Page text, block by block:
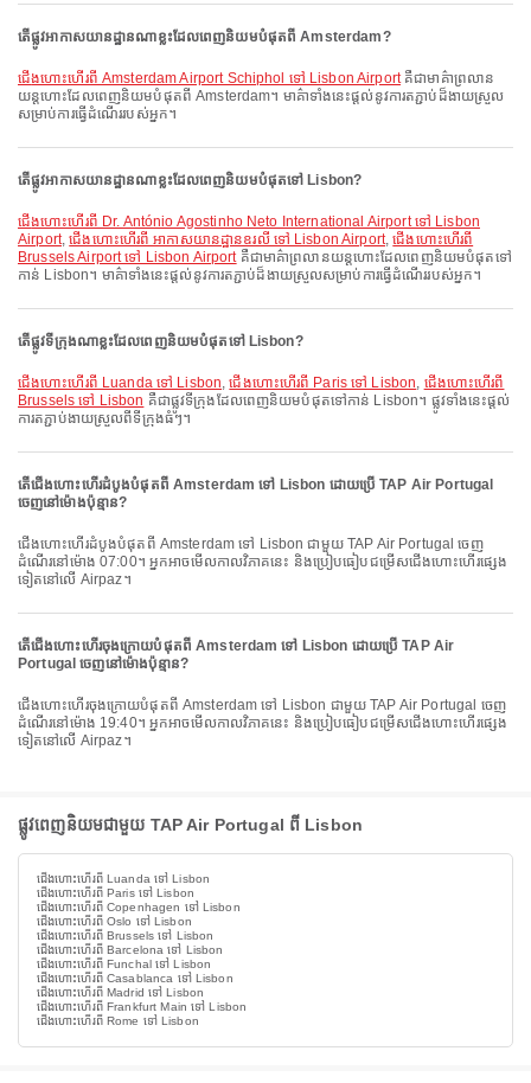
តើផ្លូវអាកាសយានដ្ឋានណាខ្លះដែលពេញនិយមបំផុតពី Amsterdam?
ជើងហោះហើរពី Amsterdam Airport Schiphol ទៅ Lisbon Airportគឺជាមាគ៌ាព្រលាន
យន្តហោះដែលពេញនិយមបំផុតពី Amsterdam។ មាគ៌ាទាំងនេះផ្តល់នូវការតភ្ជាប់ដ៏ងាយស្រួល
សម្រាប់ការធ្វើដំណើររបស់អ្នក។
តើផ្លូវអាកាសយានដ្ឋានណាខ្លះដែលពេញនិយមបំផុតទៅ Lisbon?
ជើងហោះហើរពី Dr. António Agostinho Neto International Airport ទៅ Lisbon
Airport,ជើងហោះហើរពី អាកាសយានដ្ឋានឧរលី ទៅ Lisbon Airport,ជើងហោះហើរពី
Brussels Airport ទៅ Lisbon Airportគឺជាមាគ៌ាព្រលានយន្តហោះដែលពេញនិយមបំផុតទៅ
កាន់ Lisbon។ មាគ៌ាទាំងនេះផ្តល់នូវការតភ្ជាប់ដ៏ងាយស្រួលសម្រាប់ការធ្វើដំណើររបស់អ្នក។
តើផ្លូវទីក្រុងណាខ្លះដែលពេញនិយមបំផុតទៅ Lisbon?
ជើងហោះហើរពី Luanda ទៅ Lisbon,ជើងហោះហើរពី Paris ទៅ Lisbon, ជើងហោះហើរពី
Brussels ទៅ Lisbon គឺជាផ្លូវទីក្រុងដែលពេញនិយមបំផុតទៅកាន់ Lisbon។ ផ្លូវទាំងនេះផ្តល់
ការតភ្ជាប់ងាយស្រួលពីទីក្រុងធំៗ។
តើជើងហោះហើរដំបូងបំផុតពី Amsterdam ទៅ Lisbon ដោយប្រើ TAP Air Portugal
ចេញនៅម៉ោងប៉ុន្មាន?
ជើងហោះហើរដំបូងបំផុតពី Amsterdam ទៅ Lisbon ជាមួយ TAP Air Portugal ចេញ
ដំណើរនៅម៉ោង 07:00។ អ្នកអាចមើលកាលវិភាគនេះ និងប្រៀបធៀបជម្រើសជើងហោះហើរផ្សេង
ទៀតនៅលើ Airpaz។
តើជើងហោះហើរចុងក្រោយបំផុតពី Amsterdam ទៅ Lisbon ដោយប្រើ TAP Air
Portugal ចេញនៅម៉ោងប៉ុន្មាន?
ជើងហោះហើរចុងក្រោយបំផុតពី Amsterdam ទៅ Lisbon ជាមួយ TAP Air Portugal ចេញ
ដំណើរនៅម៉ោង 19:40។ អ្នកអាចមើលកាលវិភាគនេះ និងប្រៀបធៀបជម្រើសជើងហោះហើរផ្សេង
ទៀតនៅលើ Airpaz។
ផ្លូវពេញនិយមជាមួយ TAP Air Portugal ពី Lisbon
ជើងហោះហើរពី Luanda ទៅ Lisbon
ជើងហោះហើរពី Paris ទៅ Lisbon
ជើងហោះហើរពី Copenhagen ទៅ Lisbon
ជើងហោះហើរពី Oslo ទៅ Lisbon
ជើងហោះហើរពី Brussels ទៅ Lisbon
ជើងហោះហើរពី Barcelona ទៅ Lisbon
ជើងហោះហើរពី Funchal ទៅ Lisbon
ជើងហោះហើរពី Casablanca ទៅ Lisbon
ជើងហោះហើរពី Madrid ទៅ Lisbon
ជើងហោះហើរពី Frankfurt Main ទៅ Lisbon
ជើងហោះហើរពី Rome ទៅ Lisbon